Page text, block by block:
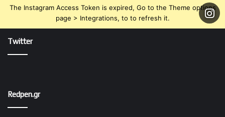
The Instagram Access Token is expired, Go to the Theme options
page > Integrations, to to refresh it.
Twitter
Redpen.gr